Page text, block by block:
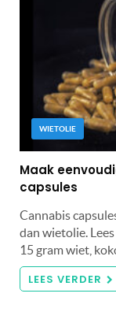
WIETOLIE
Maak
capsules
Cannabis
dan wietolie.
15 gram wiet,
LEES VERDER